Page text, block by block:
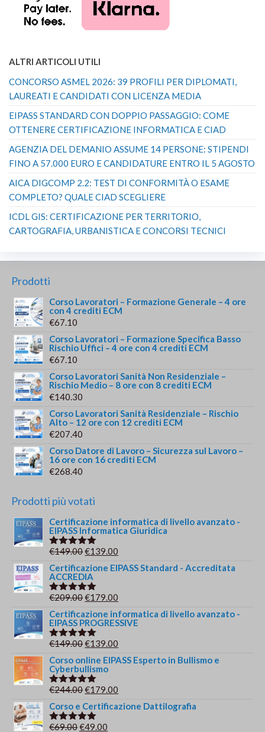
ALTRI ARTICOLI UTILI
CONCORSO ASMEL 2026: 39 PROFILI PER DIPLOMATI,
LAUREATI E CANDIDATI CON LICENZA MEDIA
EIPASS STANDARD CON DOPPIO PASSAGGIO: COME
OTTENERE CERTIFICAZIONE INFORMATICA E CIAD
AGENZIA DEL DEMANIO ASSUME 14 PERSONE: STIPENDI
FINO A 57.000 EURO E CANDIDATURE ENTRO IL 5 AGOSTO
AICA DIGCOMP 2.2: TEST DI CONFORMITÀ O ESAME
COMPLETO? QUALE CIAD SCEGLIERE
ICDL GIS: CERTIFICAZIONE PER TERRITORIO,
CARTOGRAFIA, URBANISTICA E CONCORSI TECNICI
Prodotti
Corso Lavoratori – Formazione Generale – 4 ore
con 4 crediti ECM
€67.10
Corso Lavoratori – Formazione Specifica Basso
Rischio Uffici – 4 ore con 4 crediti ECM
€67.10
Corso Lavoratori Sanità Non Residenziale –
Rischio Medio – 8 ore con 8 crediti ECM
€140.30
Corso Lavoratori Sanità Residenziale – Rischio
Alto – 12 ore con 12 crediti ECM
€207.40
Corso Datore di Lavoro – Sicurezza sul Lavoro –
16 ore con 16 crediti ECM
€268.40
Prodotti più votati
Certificazione informatica di livello avanzato -
EIPASS Informatica Giuridica
Valutato
€149.00Il
prezzo
originale
era:
€139.00
prezzo
Certificazione EIPASS Standard - Accreditata
ACCREDIA
Valutato
€209.00Il
prezzo
originale
era:
€179.00
prezzo
attuale
Certificazione informatica di livello avanzato -
EIPASS PROGRESSIVE
Valutato
€149.00Il
prezzo
originale
era:
€139.00
prezzo
Corso online EIPASS Esperto in Bullismo e
Cyberbullismo
Valutato
€244.00Il
prezzo
originale
€179.00
prezzo
Corso e Certificazione Dattilografia
Valutato
€69.00Il
€49.00